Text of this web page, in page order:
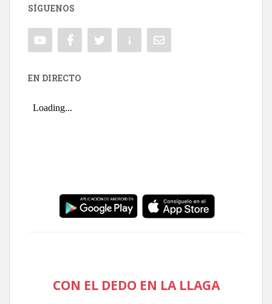
SÍGUENOS
EN DIRECTO
CON EL DEDO EN LA LLAGA